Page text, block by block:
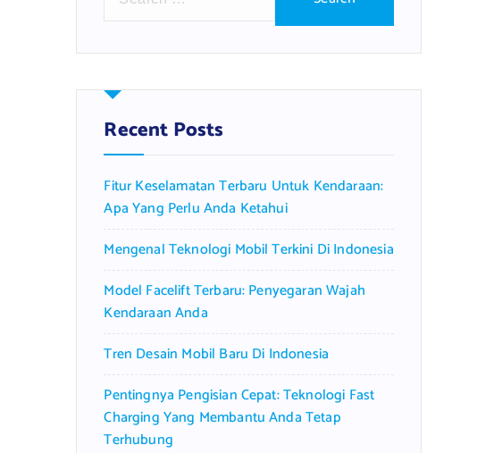
r
h
f
o
:
Recent Posts
Fitur Keselamatan Terbaru Untuk Kendaraan:
Apa Yang Perlu Anda Ketahui
Mengenal Teknologi Mobil Terkini Di Indonesia
Model Facelift Terbaru: Penyegaran Wajah
Kendaraan Anda
Tren Desain Mobil Baru Di Indonesia
Pentingnya Pengisian Cepat: Teknologi Fast
Charging Yang Membantu Anda Tetap
Terhubung